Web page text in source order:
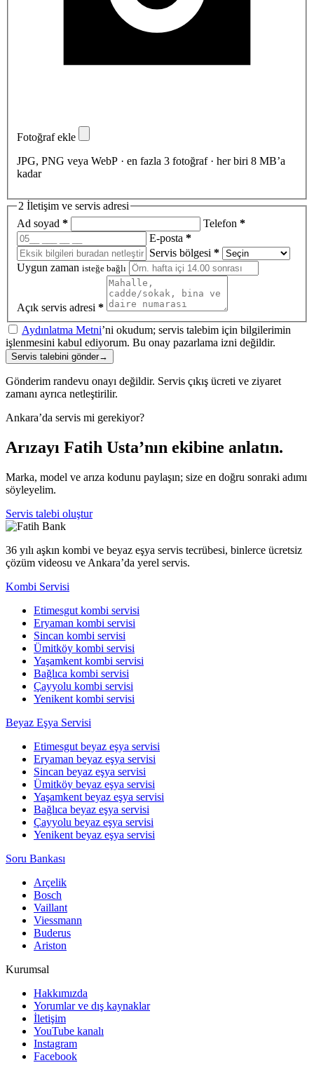
Fotoğraf ekle
JPG, PNG veya WebP · en fazla 3 fotoğraf · her biri 8 MB’a
kadar
2 İletişim ve servis adresi
Ad soyad * Telefon *
E-posta *
Servis bölgesi *
Uygun zaman isteğe bağlı
Açık servis adresi *
Aydınlatma Metni’ni okudum; servis talebim için bilgilerimin
işlenmesini kabul ediyorum. Bu onay pazarlama izni değildir.
Servis talebini gönder→
Gönderim randevu onayı değildir. Servis çıkış ücreti ve ziyaret
zamanı ayrıca netleştirilir.
Ankara’da servis mi gerekiyor?
Arızayı Fatih Usta’nın ekibine anlatın.
Marka, model ve arıza kodunu paylaşın; size en doğru sonraki adımı
söyleyelim.
Servis talebi oluştur
36 yılı aşkın kombi ve beyaz eşya servis tecrübesi, binlerce ücretsiz
çözüm videosu ve Ankara’da yerel servis.
Kombi Servisi
Etimesgut kombi servisi
Eryaman kombi servisi
Sincan kombi servisi
Ümitköy kombi servisi
Yaşamkent kombi servisi
Bağlıca kombi servisi
Çayyolu kombi servisi
Yenikent kombi servisi
Beyaz Eşya Servisi
Etimesgut beyaz eşya servisi
Eryaman beyaz eşya servisi
Sincan beyaz eşya servisi
Ümitköy beyaz eşya servisi
Yaşamkent beyaz eşya servisi
Bağlıca beyaz eşya servisi
Çayyolu beyaz eşya servisi
Yenikent beyaz eşya servisi
Soru Bankası
Arçelik
Bosch
Vaillant
Viessmann
Buderus
Ariston
Kurumsal
Hakkımızda
Yorumlar ve dış kaynaklar
İletişim
YouTube kanalı
Instagram
Facebook